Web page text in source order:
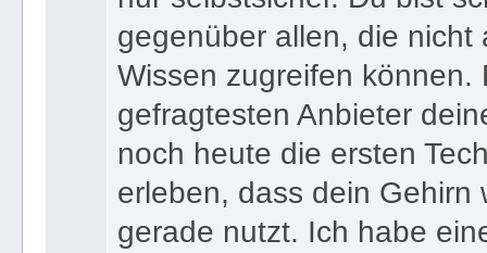
nur selbstsicher. Du bist
gegenüber allen, die nicht
Wissen zugreifen können.
gefragtesten Anbieter
noch heute die ersten
erleben, dass dein Gehirn